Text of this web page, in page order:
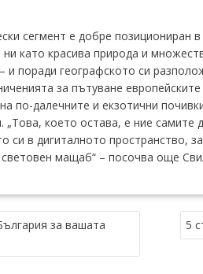
сегмент е добре позициониран
като красива природа и
и поради географското си
за пътуване
по-далечните и екзотични
„Това, което остава, е ние самите
си в дигиталното пространство,
световен мащаб“ – посочва още
за вашата
5